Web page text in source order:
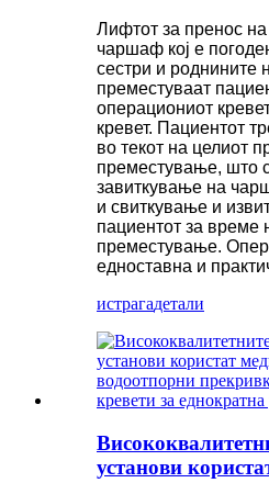
Лифтот за пренос
чаршаф кој е
сестри и роднините
преместуваат
операциониот
кревет. Пациентот
во текот на целиот
преместување, што
завиткување на
и свиткување и
пациентот за време
преместување.
едноставна и
истрагадетали
установи